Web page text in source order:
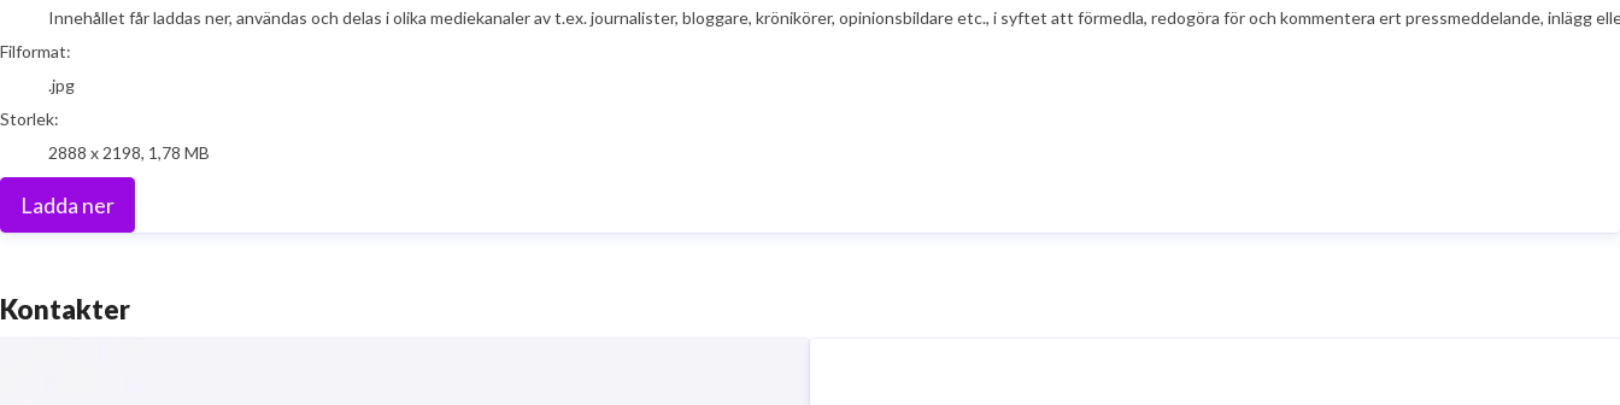
Innehållet får laddas ner, användas och delas i olika mediekanaler av t.ex. journalister, bloggare, krönikörer, opinionsbildare etc., i syftet att förmedla, redogöra för och kommentera ert pressmeddelande,
Filformat:
.jpg
Storlek:
2888 x 2198, 1,78 MB
Ladda ner
Kontakter